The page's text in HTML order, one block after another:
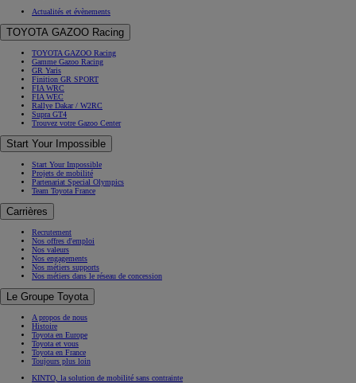
Actualités et évènements
TOYOTA GAZOO Racing
TOYOTA GAZOO Racing
Gamme Gazoo Racing
GR Yaris
Finition GR SPORT
FIA WRC
FIA WEC
Rallye Dakar / W2RC
Supra GT4
Trouvez votre Gazoo Center
Start Your Impossible
Start Your Impossible
Projets de mobilité
Partenariat Special Olympics
Team Toyota France
Carrières
Recrutement
Nos offres d'emploi
Nos valeurs
Nos engagements
Nos métiers supports
Nos métiers dans le réseau de concession
Le Groupe Toyota
A propos de nous
Histoire
Toyota en Europe
Toyota et vous
Toyota en France
Toujours plus loin
KINTO, la solution de mobilité sans contrainte